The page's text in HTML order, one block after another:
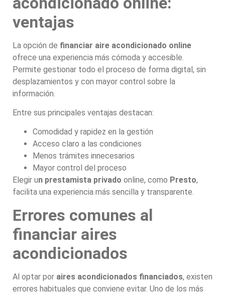
ventajas
La opción de financiar aire acondicionado online
ofrece una experiencia más cómoda y accesible.
Permite gestionar todo el proceso de forma digital, sin
desplazamientos y con mayor control sobre la
información.
Entre sus principales ventajas destacan:
Comodidad y rapidez en la gestión
Acceso claro a las condiciones
Menos trámites innecesarios
Mayor control del proceso
Elegir un prestamista privado online, como Presto,
facilita una experiencia más sencilla y transparente.
Errores comunes al
financiar aires
acondicionados
Al optar por aires acondicionados financiados, existen
errores habituales que conviene evitar. Uno de los más